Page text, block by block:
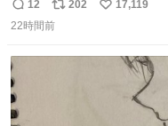
返
信
12
リ
ポ
202
い
17,119
22時間前